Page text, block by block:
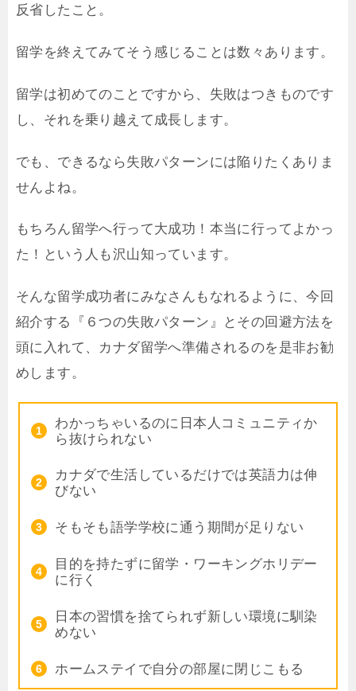
反省したこと。
留学を終えてみてそう感じることは数々あります。
留学は初めてのことですから、失敗はつきものです
し、それを乗り越えて成長します。
でも、できるなら失敗パターンには陥りたくありま
せんよね。
もちろん留学へ行って大成功！本当に行ってよかっ
た！という人も沢山知っています。
そんな留学成功者にみなさんもなれるように、今回
紹介する『６つの失敗パターン』とその回避方法を
頭に入れて、カナダ留学へ準備されるのを是非お勧
めします。
わかっちゃいるのに日本人コミュニティか
ら抜けられない
カナダで生活しているだけでは英語力は伸
びない
そもそも語学学校に通う期間が足りない
目的を持たずに留学・ワーキングホリデー
に行く
日本の習慣を捨てられず新しい環境に馴染
めない
ホームステイで自分の部屋に閉じこもる